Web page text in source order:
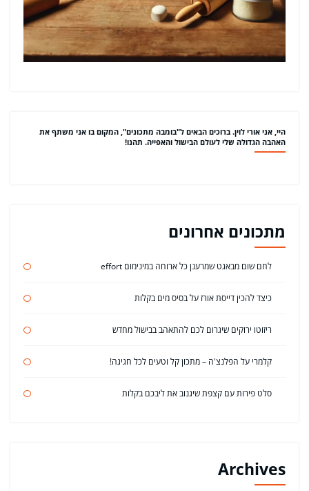
היי, אני אורי לוין. ברוכים הבאים ל"בומבה מתכונים", המקום בו אני משתף את
האהבה הגדולה שלי לעולם הבישול והאפייה. תהנו!
מתכונים אחרונים
לחם שום מבאגט שמרענן כל ארוחה במינימום effort
כיצד להכין דייסת אורז על בסיס מים בקלות
ריזוטו ירוקים שיגרום לכם להתאהב בבישול מחדש
קלמרי על הפלנצ'ה – מתכון קל וטעים לכל חגיגה!
סלט פירות עם קצפת שיגנוב את ליבכם בקלות
Archives